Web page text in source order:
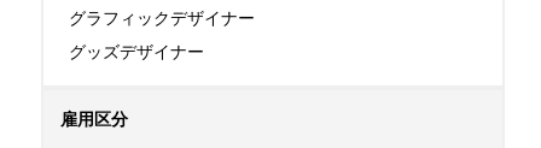
グラフィックデザイナー
グッズデザイナー
雇用区分